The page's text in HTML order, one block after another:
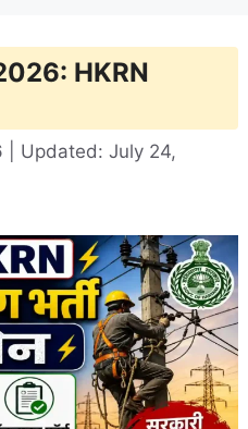
HKRN
| Updated: July 24,